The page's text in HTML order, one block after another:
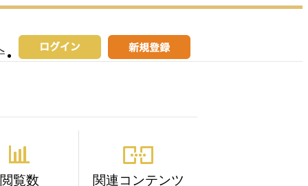
閲覧数 関連コンテンツ